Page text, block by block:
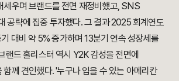
세우며 브랜드를 전면 재정비했고, SNS
공략에 집중 투자했다. 그 결과 2025 회계연도
대비 약 5% 증가하며 13분기 연속 성장세를
랜드 홀리스터 역시 Y2K 감성을 전면에
함께 견인했다. '누구나 입을 수 있는 아메리칸